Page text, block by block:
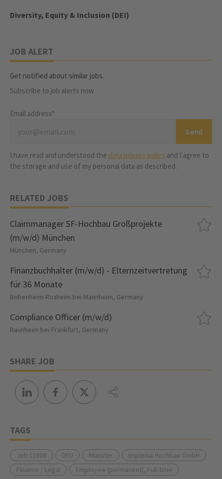
Diversity, Equity & Inclusion (DEI)
JOB ALERT
Get notified about similar jobs.
Subscribe to job alerts now
Email address*
I have read and understood the data privacy policy and I agree to
the storage and use of my personal data as described.
RELATED JOBS
Claimmanager SF-Hochbau Großprojekte
(m/w/d) München
München, Germany
Finanzbuchhalter (m/w/d) - Elternzeitvertretung
für 36 Monate
Bobenheim-Roxheim bei Mannheim, Germany
Compliance Officer (m/w/d)
Raunheim bei Frankfurt, Germany
SHARE JOB
TAGS
Job 11806 DEU Münster
Implenia Hochbau GmbH
Finance / Legal
Employee (permanent), Full-time